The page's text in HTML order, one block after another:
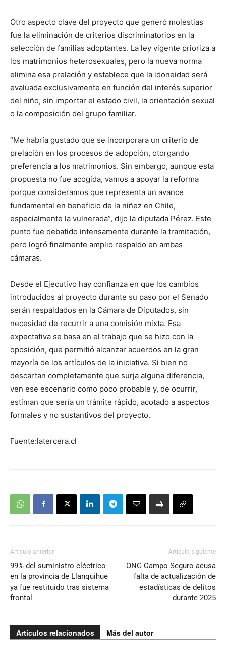
Otro aspecto clave del proyecto que generó molestias
fue la eliminación de criterios discriminatorios en la
selección de familias adoptantes. La ley vigente prioriza a
los matrimonios heterosexuales, pero la nueva norma
elimina esa prelación y establece que la idoneidad será
evaluada exclusivamente en función del interés superior
del niño, sin importar el estado civil, la orientación sexual
o la composición del grupo familiar.
“Me habría gustado que se incorporara un criterio de
prelación en los procesos de adopción, otorgando
preferencia a los matrimonios. Sin embargo, aunque esta
propuesta no fue acogida, vamos a apoyar la reforma
porque consideramos que representa un avance
fundamental en beneficio de la niñez en Chile,
especialmente la vulnerada”, dijo la diputada Pérez. Este
punto fue debatido intensamente durante la tramitación,
pero logró finalmente amplio respaldo en ambas
cámaras.
Desde el Ejecutivo hay confianza en que los cambios
introducidos al proyecto durante su paso por el Senado
serán respaldados en la Cámara de Diputados, sin
necesidad de recurrir a una comisión mixta. Esa
expectativa se basa en el trabajo que se hizo con la
oposición, que permitió alcanzar acuerdos en la gran
mayoría de los artículos de la iniciativa. Si bien no
descartan completamente que surja alguna diferencia,
ven ese escenario como poco probable y, de ocurrir,
estiman que sería un trámite rápido, acotado a aspectos
formales y no sustantivos del proyecto.
Fuente:latercera.cl
Artículo anterior
99% del suministro eléctrico
en la provincia de Llanquihue
ya fue restituido tras sistema
frontal
Artículo siguiente
ONG Campo Seguro acusa
falta de actualización de
estadísticas de delitos
durante 2025
Artículos relacionados Más del autor